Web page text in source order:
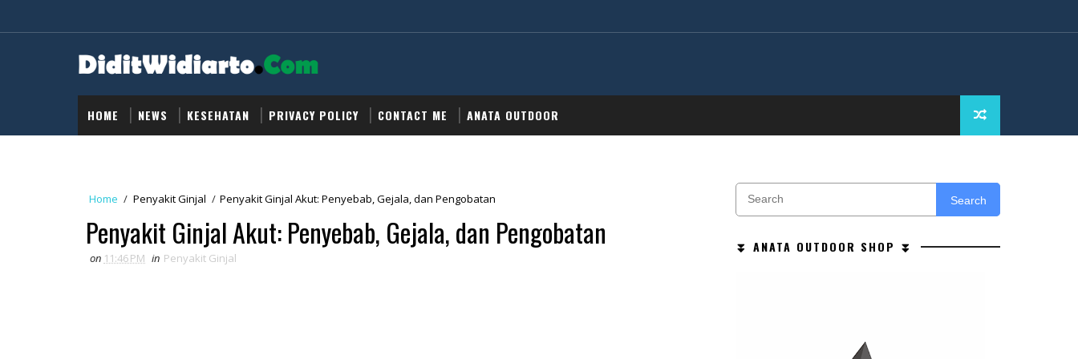
HOME NEWS KESEHATAN PRIVACY POLICY CONTACT ME ANATA OUTDOOR
Home / Penyakit Ginjal / Penyakit Ginjal Akut: Penyebab, Gejala, dan Pengobatan
Penyakit Ginjal Akut: Penyebab, Gejala, dan Pengobatan
on 11:46 PM in Penyakit Ginjal
Search
⏬ ANATA OUTDOOR SHOP ⏬